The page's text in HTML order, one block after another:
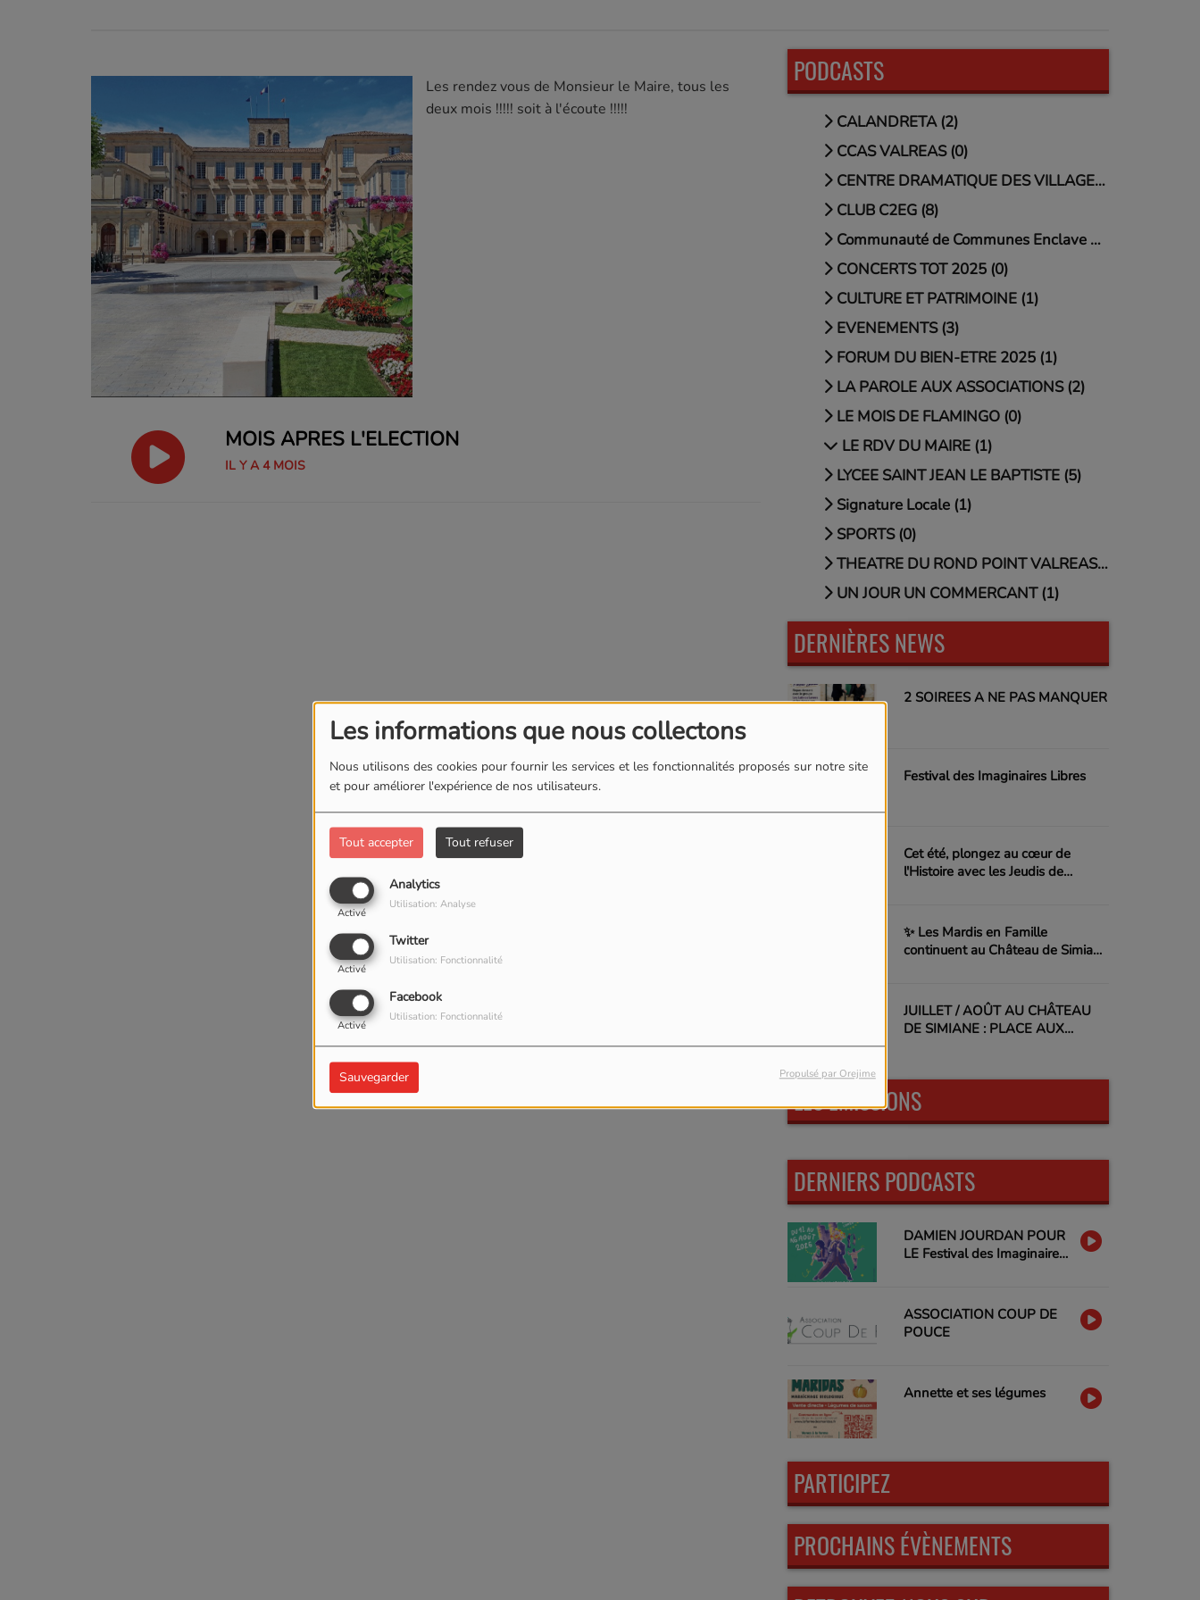
Les informations que nous collectons
Nous utilisons des cookies pour fournir les services et les fonctionnalités proposés sur notre site
et pour améliorer l'expérience de nos utilisateurs.
Tout accepter Tout refuser
Analytics
Activé
Utilisation: Analyse
Twitter
Activé
Utilisation: Fonctionnalité
Facebook
Activé
Utilisation: Fonctionnalité
Sauvegarder Propulsé par Orejime
Les rendez vous de Monsieur le Maire, tous les
deux mois !!!!! soit à l'écoute !!!!!
MOIS APRES L'ELECTION
IL Y A 4 MOIS
PODCASTS
CALANDRETA (2)
CCAS VALREAS (0)
CENTRE DRAMATIQUE DES VILLAGES (2)
CLUB C2EG (8)
Communauté de Communes Enclave des Papes - Pays de (0)
CONCERTS TOT 2025 (0)
CULTURE ET PATRIMOINE (1)
EVENEMENTS (3)
FORUM DU BIEN-ETRE 2025 (1)
LA PAROLE AUX ASSOCIATIONS (2)
LE MOIS DE FLAMINGO (0)
LE RDV DU MAIRE (1)
LYCEE SAINT JEAN LE BAPTISTE (5)
Signature Locale (1)
SPORTS (0)
THEATRE DU ROND POINT VALREAS (0)
UN JOUR UN COMMERCANT (1)
DERNIÈRES NEWS
2 SOIREES A NE PAS MANQUER
Festival des Imaginaires Libres
Cet été, plongez au cœur de
l'Histoire avec les Jeudis de
✨ Les Mardis en Famille
continuent au Château de Simiane
JUILLET / AOÛT AU CHÂTEAU
DE SIMIANE : PLACE AUX
LES ÉMISSIONS
DERNIERS PODCASTS
DAMIEN JOURDAN POUR
LE Festival des Imaginaires
ASSOCIATION COUP DE
POUCE
Annette et ses légumes
PARTICIPEZ
PROCHAINS ÉVÈNEMENTS